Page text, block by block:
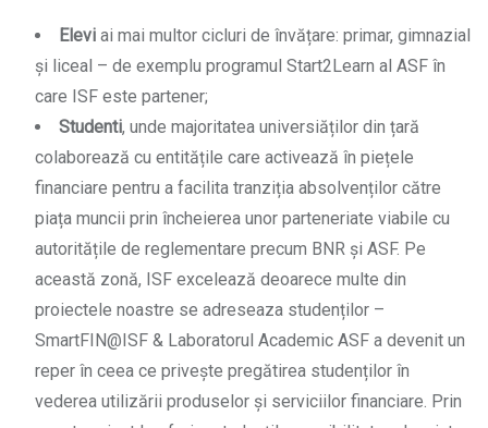
Elevi ai mai multor cicluri de învățare: primar, gimnazial
și liceal – de exemplu programul Start2Learn al ASF în
care ISF este partener;
Studenti, unde majoritatea universiăților din țară
colaborează cu entitățile care activează în piețele
financiare pentru a facilita tranziția absolvenților către
piața muncii prin încheierea unor parteneriate viabile cu
autoritățile de reglementare precum BNR și ASF. Pe
această zonă, ISF excelează deoarece multe din
proiectele noastre se adreseaza studenților –
SmartFIN@ISF & Laboratorul Academic ASF a devenit un
reper în ceea ce privește pregătirea studenților în
vederea utilizării produselor și serviciilor financiare. Prin